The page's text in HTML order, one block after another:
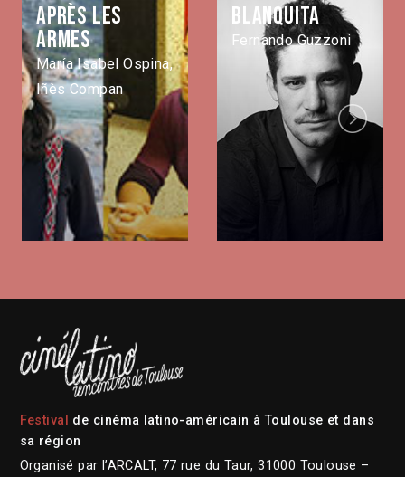
Après les
armes
María Isabel Ospina,
Iñès Compan
Blanquita
Fernando Guzzoni
Next
Festival
de cinéma latino-américain à Toulouse et dans
sa région
Organisé par l’ARCALT, 77 rue du Taur, 31000 Toulouse –